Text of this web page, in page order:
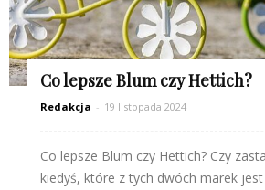
Co lepsze Blum czy Hettich?
Redakcja - 19 listopada 2024
Co lepsze Blum czy Hettich? Czy
kiedyś, które z tych dwóch marek